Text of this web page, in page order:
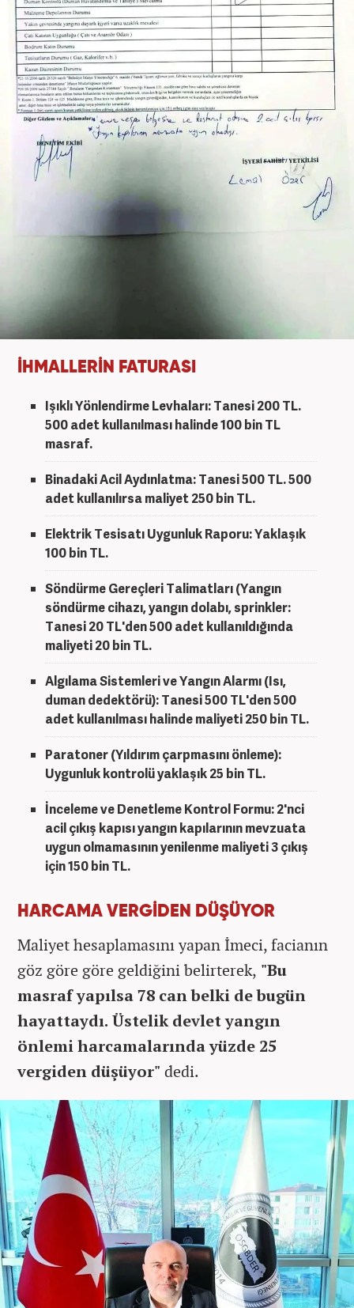
İHMALLERİN FATURASI
Işıklı Yönlendirme Levhaları: Tanesi 200 TL.
500 adet kullanılması halinde 100 bin TL
masraf.
Binadaki Acil Aydınlatma: Tanesi 500 TL. 500
adet kullanılırsa maliyet 250 bin TL.
Elektrik Tesisatı Uygunluk Raporu: Yaklaşık
100 bin TL.
Söndürme Gereçleri Talimatları (Yangın
söndürme cihazı, yangın dolabı, sprinkler:
Tanesi 20 TL'den 500 adet kullanıldığında
maliyeti 20 bin TL.
Algılama Sistemleri ve Yangın Alarmı (Isı,
duman dedektörü): Tanesi 500 TL'den 500
adet kullanılması halinde maliyeti 250 bin TL.
Paratoner (Yıldırım çarpmasını önleme):
Uygunluk kontrolü yaklaşık 25 bin TL.
İnceleme ve Denetleme Kontrol Formu: 2'nci
acil çıkış kapısı yangın kapılarının mevzuata
uygun olmamasının yenilenme maliyeti 3 çıkış
için 150 bin TL.
HARCAMA VERGİDEN DÜŞÜYOR
Maliyet hesaplamasını yapan İmeci, facianın
göz göre göre geldiğini belirterek, "Bu
masraf yapılsa 78 can belki de bugün
hayattaydı. Üstelik devlet yangın
önlemi harcamalarında yüzde 25
vergiden düşüyor" dedi.